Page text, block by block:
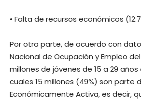
• Falta de recursos económicos
Por otra parte, de acuerdo con
Nacional de Ocupación y Empleo del
millones de jóvenes de 15 a 29 años
cuales 15 millones (49%) son parte
Económicamente Activa, es decir,